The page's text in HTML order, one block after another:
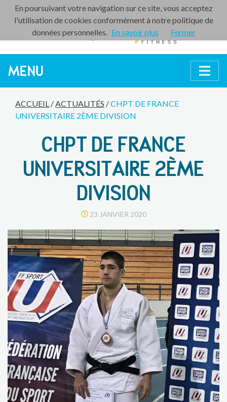
MENU
ACCUEIL / ACTUALITÉS /CHPT DE FRANCE
UNIVERSITAIRE 2ÈME DIVISION
CHPT DE FRANCE
UNIVERSITAIRE 2ÈME
DIVISION
23 JANVIER 2020
En poursuivant votre navigation sur ce site, vous acceptez
l'utilisation de cookies conformément à notre politique de
données personnelles. En savoir plus Fermer